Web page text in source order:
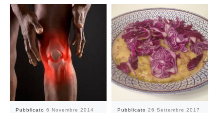
Pubblicato 6 Novembre 2014 Pubblicato 26 Settembre 2017